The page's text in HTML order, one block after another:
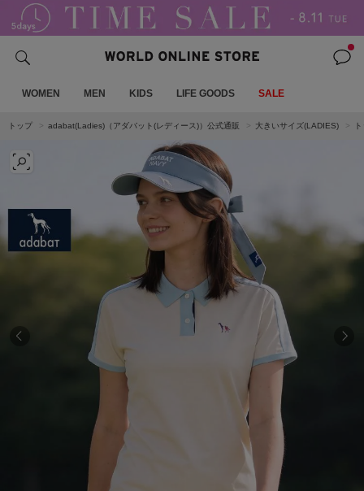
WOMEN MEN KIDS LIFE GOODS SALE
トップ adabat(Ladies)（アダバット(レディース)）公式通販 大きいサイズ(LADIES)